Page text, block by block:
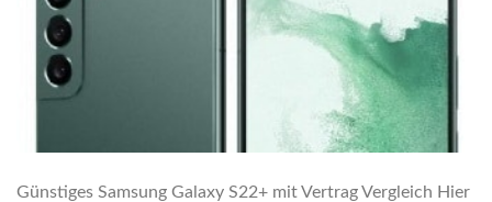
Günstiges Samsung Galaxy S22+ mit Vertrag Vergleich Hier